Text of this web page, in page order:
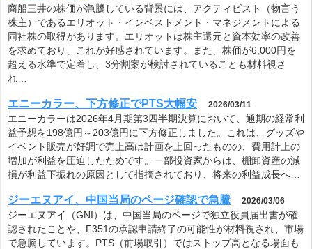
商船三井の株価が急騰している背景には、アクティビスト（物言う
株主）であるエリオット・インベストメント・マネジメントによる
同社株の取得があります。エリオットは株主還元と資本効率の改善
を求めており、これが好感されています。また、株価が6,000円を
超える水準で定着し、3分割案が検討されていることも材料視さ
れ…
エニーカラー、下方修正でPTS大幅安 2026/03/11
エニーカラーは2026年4月期第3四半期決算において、通期の経常利
益予想を198億円～203億円に下方修正しました。これは、グッズや
イベント販売が好調で売上高は計画を上回ったものの、費用計上の
増加が利益を圧迫したためです。一部投資家からは、棚卸資産の減
損が利益下振れの原因として指摘されており、将来の利益成長へ…
ジーエヌアイ、中国当局のページ確認で急騰 2026/03/06
ジーエヌアイ（GNI）は、中国当局のページで独立役員届出書が確
認されたことや、F351の承認申請終了の可能性が材料視され、市場
で急騰しています。PTS（前場取引）ではストップ高となる場面も